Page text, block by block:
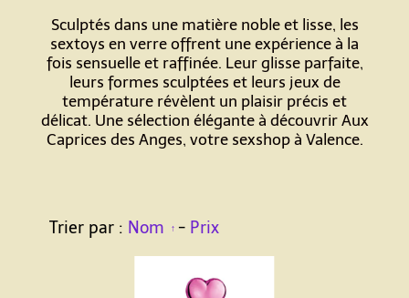
Sculptés dans une matière noble et lisse, les
sextoys en verre offrent une expérience à la
fois sensuelle et raffinée. Leur glisse parfaite,
leurs formes sculptées et leurs jeux de
température révèlent un plaisir précis et
délicat. Une sélection élégante à découvrir Aux
Caprices des Anges, votre sexshop à Valence.
Trier par : Nom - Prix